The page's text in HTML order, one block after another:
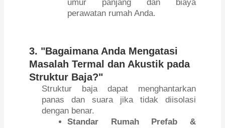
umur panjang dan biaya
perawatan rumah Anda.
3. "Bagaimana Anda Mengatasi
Masalah Termal dan Akustik pada
Struktur Baja?"
Struktur baja dapat menghantarkan
panas dan suara jika tidak diisolasi
dengan benar.
Standar Rumah Prefab &